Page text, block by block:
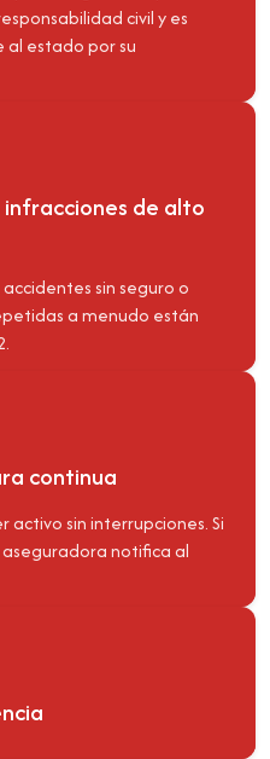
civil y es
estado por su
de alto
sin seguro o
a menudo están
continua
activo sin interrupciones. Si
notifica al